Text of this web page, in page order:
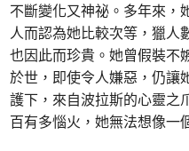
不斷變化又神祕。多年來，
人而認為她比較次等，獵人
也因此而珍貴。她曾假裝不
於世，即使令人嫌惡，仍讓
護下，來自波拉斯的心靈之
百有多惱火，她無法想像一